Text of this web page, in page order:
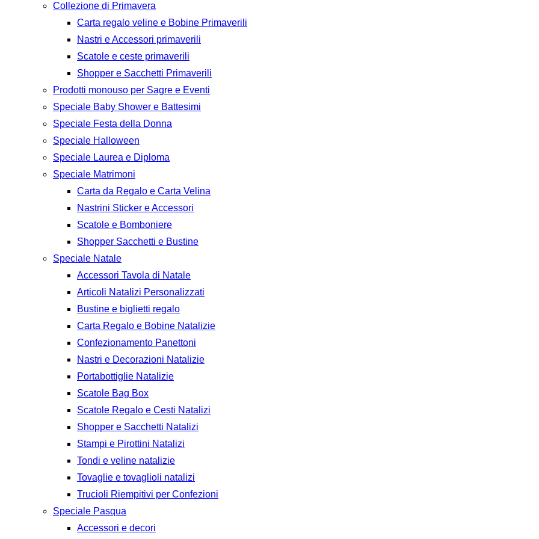
Collezione di Primavera
Carta regalo veline e Bobine Primaverili
Nastri e Accessori primaverili
Scatole e ceste primaverili
Shopper e Sacchetti Primaverili
Prodotti monouso per Sagre e Eventi
Speciale Baby Shower e Battesimi
Speciale Festa della Donna
Speciale Halloween
Speciale Laurea e Diploma
Speciale Matrimoni
Carta da Regalo e Carta Velina
Nastrini Sticker e Accessori
Scatole e Bomboniere
Shopper Sacchetti e Bustine
Speciale Natale
Accessori Tavola di Natale
Articoli Natalizi Personalizzati
Bustine e biglietti regalo
Carta Regalo e Bobine Natalizie
Confezionamento Panettoni
Nastri e Decorazioni Natalizie
Portabottiglie Natalizie
Scatole Bag Box
Scatole Regalo e Cesti Natalizi
Shopper e Sacchetti Natalizi
Stampi e Pirottini Natalizi
Tondi e veline natalizie
Tovaglie e tovaglioli natalizi
Trucioli Riempitivi per Confezioni
Speciale Pasqua
Accessori e decori